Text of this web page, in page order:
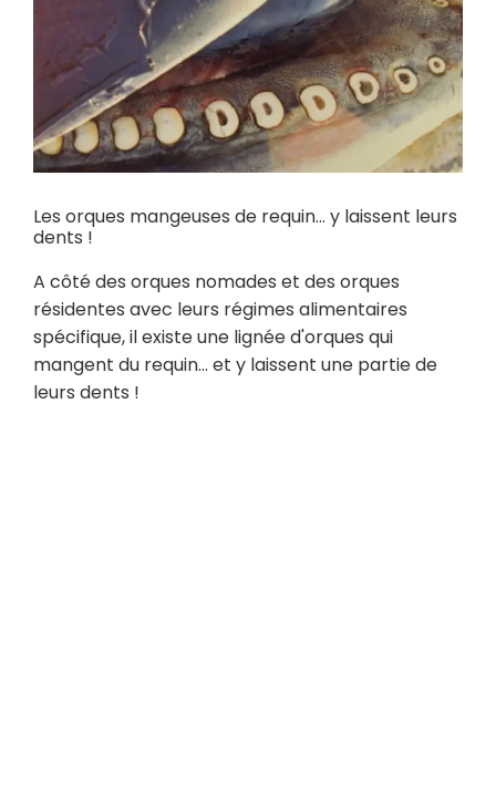
Les orques mangeuses de requin… y laissent leurs
dents !
A côté des orques nomades et des orques
résidentes avec leurs régimes alimentaires
spécifique, il existe une lignée d'orques qui
mangent du requin... et y laissent une partie de
leurs dents !